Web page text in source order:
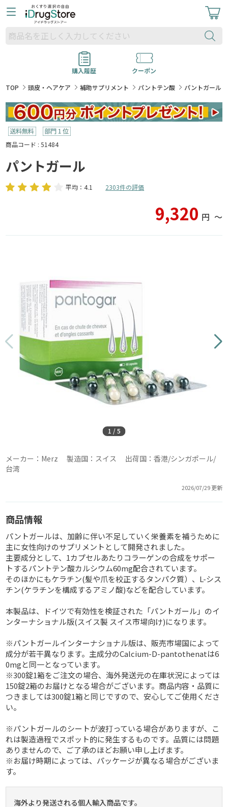
購入履歴
クーポン
TOP
頭皮・ヘアケア 補助サプリメント パントテン酸 パントガール
商品コード : 51484
パントガール
平均：4.1 2303件の評価
9,320 円 〜
1 /5
メーカー：Merz 製造国：スイス 出荷国：香港/シンガポール/
台湾
2026/07/29 更新
商品情報
パントガールは、加齢に伴い不足していく栄養素を補うために
主に女性向けのサプリメントとして開発されました。
主要成分として、1カプセルあたりコラーゲンの合成をサポー
トするパントテン酸カルシウム60mg配合されています。
そのほかにもケラチン(髪や爪を校正するタンパク質）、L-シス
チン(ケラチンを構成するアミノ酸)などを配合しています。
本製品は、ドイツで有効性を検証された「パントガール」のイ
ンターナショナル版(スイス製 スイス市場向け)になります。
※パントガールインターナショナル版は、販売市場国によって
成分が若干異なります。主成分のCalcium-D-pantothenatは6
0mgと同一となっています。
※300錠1箱をご注文の場合、海外発送元の在庫状況によっては
150錠2箱のお届けとなる場合がございます。商品内容・品質に
つきましては300錠1箱と同じですので、安心してご使用くださ
い。
※パントガールのシートが波打っている場合がありますが、こ
れは製造過程でスポット的に発生するものです。品質には問題
ありませんので、ご了承のほどお願い申し上げます。
※お届け時期によっては、パッケージが異なる場合がございま
す。
海外より発送される個人輸入商品です。